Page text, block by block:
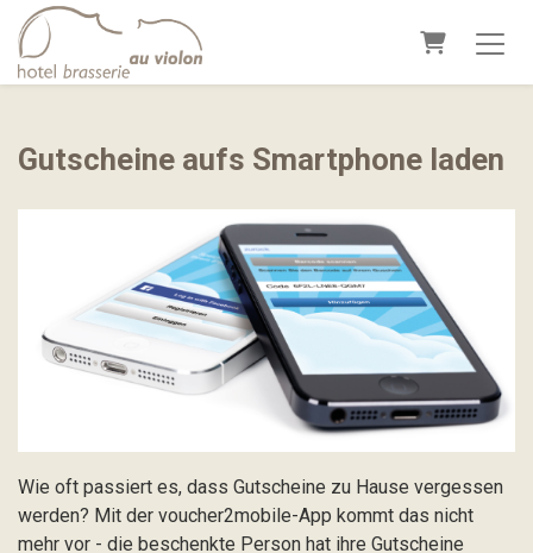
Warenkorb
Gutscheine aufs Smartphone laden
Wie oft passiert es, dass Gutscheine zu Hause vergessen
werden? Mit der voucher2mobile-App kommt das nicht
mehr vor - die beschenkte Person hat ihre Gutscheine